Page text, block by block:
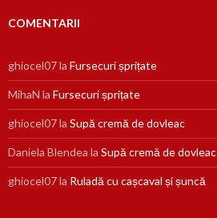
COMENTARII
ghiocel07la Fursecuri șprițate
MihaN la Fursecuri șprițate
ghiocel07la Supă cremă de dovleac
Daniela Blendea la Supă cremă de dovleac
ghiocel07la Ruladă cu cașcaval și șuncă